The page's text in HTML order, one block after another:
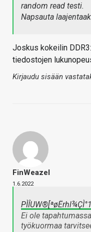
random read testi.
Napsauta
Joskus kokeilin
tiedostojen
Kirjaudu sisään
FinWeazel
1.6.2022
Ei ole
työkuormaa